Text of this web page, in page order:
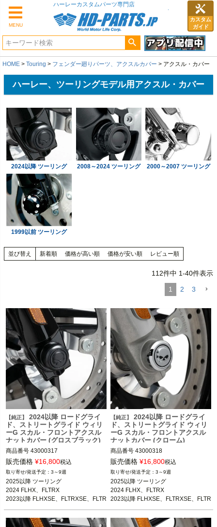
MENU
カスタム
ガイド
HOME Touring フェンダー廻りパーツ、アクスルカバー アクスル・カバー
ハーレー、ツーリングモデル用アクスル・カバー
2024以降 ツーリング 2008～2024 ツーリング 2000～2007 ツーリング
1999以前 ツーリング
並び替え 新着順 価格が高い順 価格が安い順 レビュー順
112件中 1-40件表示
1 2 3
【純正】
2024以降 ロードグライ
ド、ストリートグライド ウィリ
ーG スカル・フロントアクスル
ナットカバー (グロスブラック)
商品番号 43000317
販売価格 ¥16,800税込
3～9週
2025以降 ツーリング
2024 FLHX、FLTRX
2023以降 FLHXSE、FLTRXSE、FLTR
【純正】
2024以降 ロードグライ
ド、ストリートグライド ウィリ
ーG スカル・フロントアクスル
ナットカバー (クローム)
商品番号 43000318
販売価格 ¥16,800税込
3～9週
2025以降 ツーリング
2024 FLHX、FLTRX
2023以降 FLHXSE、FLTRXSE、FLTR